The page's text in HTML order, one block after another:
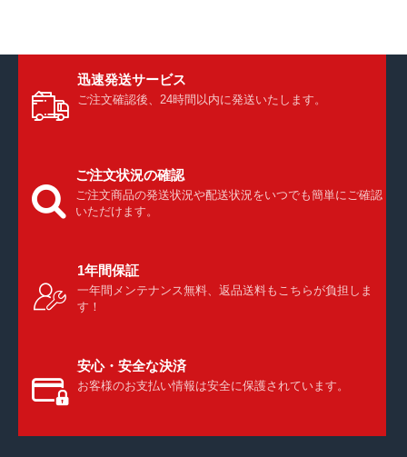
迅速発送サービス
ご注文確認後、24時間以内に発送いたします。
ご注文状況の確認
ご注文商品の発送状況や配送状況をいつでも簡単にご確認
いただけます。
1年間保証
一年間メンテナンス無料、返品送料もこちらが負担しま
す！
安心・安全な決済
お客様のお支払い情報は安全に保護されています。